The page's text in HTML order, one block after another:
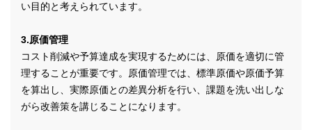
い目的と考えられています。
3.原価管理
コスト削減や予算達成を実現するためには、原価を適切に管
理することが重要です。原価管理では、標準原価や原価予算
を算出し、実際原価との差異分析を行い、課題を洗い出しな
がら改善策を講じることになります。